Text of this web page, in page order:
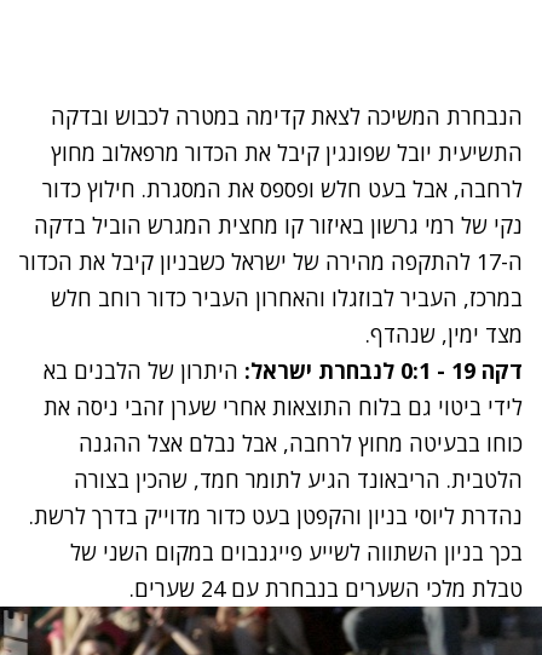
הנבחרת המשיכה לצאת קדימה במטרה לכבוש ובדקה
התשיעית יובל שפונגין קיבל את הכדור מרפאלוב מחוץ
לרחבה, אבל בעט חלש ופספס את המסגרת. חילוץ כדור
נקי של רמי גרשון באיזור קו מחצית המגרש הוביל בדקה
ה-17 להתקפה מהירה של ישראל כשבניון קיבל את הכדור
במרכז, העביר לבוזגלו והאחרון העביר כדור רוחב חלש
מצד ימין, שנהדף.
דקה 19 - 0:1 לנבחרת ישראל:
היתרון של הלבנים בא
לידי ביטוי גם בלוח התוצאות אחרי שערן זהבי ניסה את
כוחו בבעיטה מחוץ לרחבה, אבל נבלם אצל ההגנה
הלטבית. הריבאונד הגיע לתומר חמד, שהכין בצורה
נהדרת ליוסי בניון והקפטן בעט כדור מדוייק בדרך לרשת.
בכך בניון השתווה לשייע פייגנבוים במקום השני של
טבלת מלכי השערים בנבחרת עם 24 שערים.